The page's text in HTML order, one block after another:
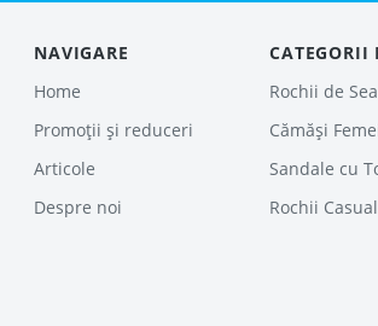
NAVIGARE
Home
Promoții și reduceri
Articole
Despre noi
CATEGORII
Rochii de
Cămăși
Sandale cu
Rochii Casual